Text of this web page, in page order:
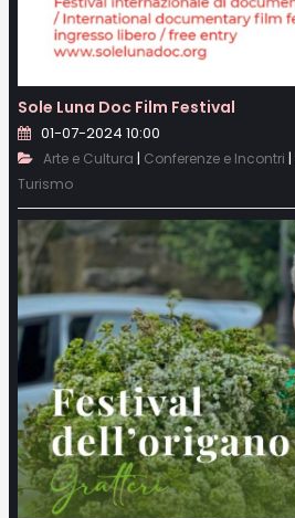
Sole Luna Doc Film Festival
01-07-2024 10:00
Arte e Cultura | Conferenze e Incontri |
Turismo